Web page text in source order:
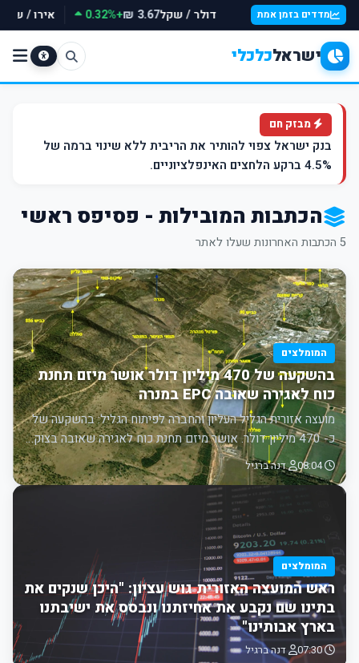
מדדים בזמן אמת דולר / שקל3.67 ₪
+0.32% אירו /
ישראלכלכלי
מבזק חם
בנק ישראל צפוי להותיר את הריבית ללא שינוי ברמה של
4.5% ברקע הלחצים האינפלציוניים.
הכתבות המובילות - פסיפס ראשי
5 הכתבות האחרונות שעלו לאתר
המומלצים
בהשקעה של 470 מיליון דולר אושר מיזם תחנת
כוח לאגירה שאובה EPC במנרה
מועצה אזורית הגליל העליון והחברה לפיתוח הגליל: בהשקעה של
כ- 470 מיליון דולר. אושר מיזם תחנת כוח לאגירה שאובה בצוק…
08:04 דנה ברגיל
המומלצים
ראש המועצה האזורית גוש עציון: "היכן שנקים את
בתינו שם נקבע את אחיזתנו ונבסס את ישיבתנו
בארץ אבותינו"
07:30 דנה ברגיל